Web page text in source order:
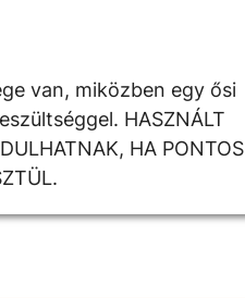
van, miközben egy ősi
HASZNÁLT
HA PONTOS